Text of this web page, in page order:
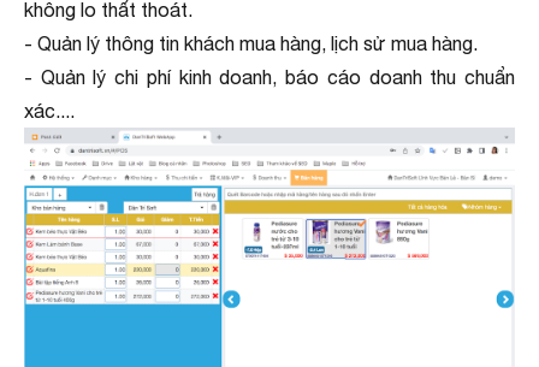
không lo thất thoát.
- Quản lý thông tin khách mua hàng, lịch sử mua hàng.
- Quản lý chi phí kinh doanh, báo cáo doanh thu chuẩn
xác....